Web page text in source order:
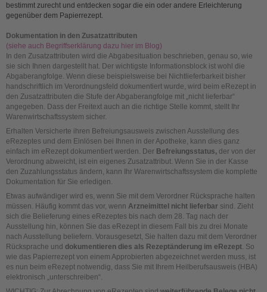
bestimmt zurecht und entdecken sogar die ein oder andere Erleichterung
gegenüber dem Papierrezept.
Dokumentation in den Zusatzattributen
(siehe auch Begriffserklärung dazu hier im Blog)
In den Zusatzattributen wird die Abgabesituation beschrieben, genau so, wie
sie sich Ihnen dargestellt hat. Der wichtigste Informationsblock ist wohl die
Abgaberangfolge. Wenn diese beispielsweise bei Nichtlieferbarkeit bisher
handschriftlich im Verordnungsfeld dokumentiert wurde, wird beim eRezept in
den Zusatzattributen die Stufe der Abgaberangfolge mit „nicht lieferbar“
angegeben. Dass der Freitext auch an die richtige Stelle kommt, stellt Ihr
Warenwirtschaftssystem sicher.
Erhalten Versicherte ihren Befreiungsausweis zwischen Ausstellung des
eRezeptes und dem Einlösen bei Ihnen in der Apotheke, kann dies ganz
einfach im eRezept dokumentiert werden. Der Befreiungsstatus, der von der
Verordnung abweicht, ist ein eigenes Zusatzattribut. Wenn Sie in der Kasse
den Zuzahlungsstatus ändern, kann Ihr Warenwirtschaftssystem die komplette
Dokumentation für Sie erledigen.
Etwas aufwändiger wird es, wenn Sie mit dem Verordner Rücksprache halten
müssen. Häufig kommt das vor, wenn Arzneimittel nicht lieferbar sind. Zieht
sich die Belieferung eines eRezeptes bis nach dem 28. Tag nach der
Ausstellung hin, können Sie das eRezept in diesem Fall bis zu drei Monate
nach Ausstellung beliefern. Vorausgesetzt, Sie halten dazu mit dem Verordner
Rücksprache und dokumentieren dies als Rezeptänderung im eRezept. So
wie das Papierrezept von einem Approbierten abgezeichnet werden muss, ist
es nun beim eRezept notwendig, dass Sie mit Ihrem Heilberufsausweis (HBA)
elektronisch „unterschreiben“.